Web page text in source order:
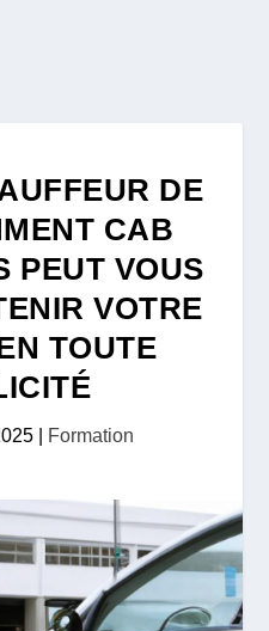
DE
CAB
PEUT VOUS
VOTRE
TOUTE
| Formation